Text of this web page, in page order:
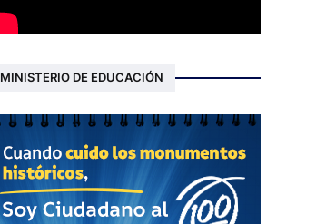
MINISTERIO DE EDUCACIÓN